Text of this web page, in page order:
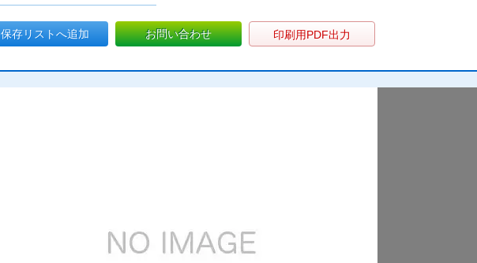
保存リストへ追加 お問い合わせ 印刷用PDF出力